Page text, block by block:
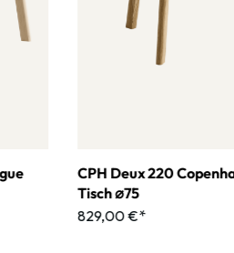
CPH Deux 220
Tisch ⌀75
829,00 €*